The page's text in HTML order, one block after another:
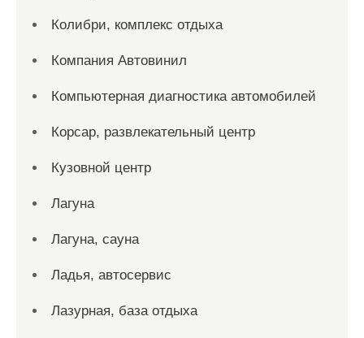
Колибри, комплекс отдыха
Компания Автовинил
Компьютерная диагностика автомобилей
Корсар, развлекательный центр
Кузовной центр
Лагуна
Лагуна, сауна
Ладья, автосервис
Лазурная, база отдыха